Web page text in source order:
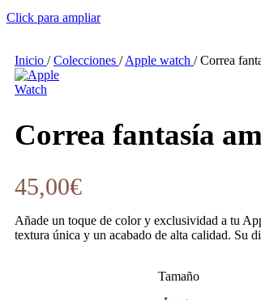
Click para ampliar
Inicio / Colecciones / Apple watch / Correa
Correa fantasía
45,00€
Añade un toque de color y exclusividad a tu
textura única y un acabado de alta calidad. Su
Tamaño